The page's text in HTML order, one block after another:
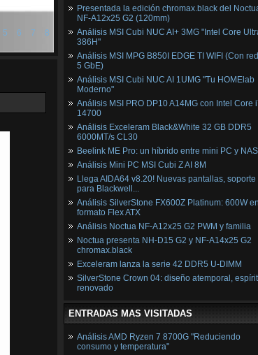
5 6 7 8
Presentada la edición chromax.black del
NF‑A12x25 G2 (120mm)
Análisis MSI Cubi NUC AI+ 3MG "Intel Core
386H"
Análisis MSI MPG B850I EDGE TI WIFI (Con
5 GbE)
Análisis MSI Cubi NUC AI 1UMG "Tu HOMElab
Moderno"
Análisis MSI PRO DP10 A14MG con Intel Core
14700
Análisis Exceleram Black&White 32 GB DDR5
6000MT/s CL30
Beelink ME Pro: un híbrido entre mini PC y NAS
Análisis Mini PC MSI Cubi Z AI 8M
Llega AIDA64 v8.20! Nuevas pantallas, soporte
para Blackwell...
Análisis SilverStone FX600Z Platinum: 600W
formato Flex ATX
Análisis Noctua NF-A12x25 G2 PWM y familia
Noctua presenta NH-D15 G2 y NF-A14x25 G2
chromax.black
Exceleram lanza la serie 42 DDR5 U-DIMM
SilverStone Crown 04: diseño atemporal,
renovado
ENTRADAS MAS VISITADAS
Análisis AMD Ryzen 7 8700G "Reduciendo
consumo y temperatura"